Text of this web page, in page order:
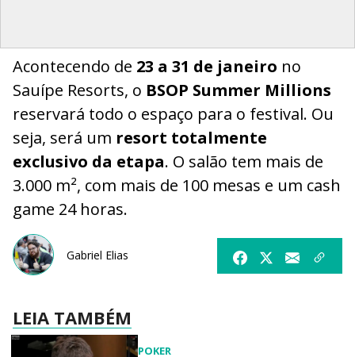
Acontecendo de 23 a 31 de janeiro no
Sauípe Resorts, o BSOP Summer Millions
reservará todo o espaço para o festival. Ou
seja, será um resort totalmente
exclusivo da etapa. O salão tem mais de
3.000 m², com mais de 100 mesas e um cash
game 24 horas.
Gabriel Elias
LEIA TAMBÉM
POKER